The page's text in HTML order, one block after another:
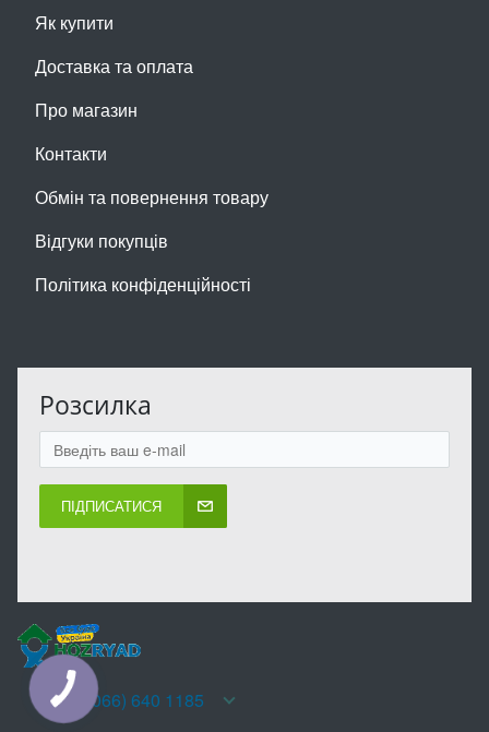
Як купити
Доставка та оплата
Про магазин
Контакти
Обмін та повернення товару
Відгуки покупців
Політика конфіденційності
Розсилка
ПІДПИСАТИСЯ
+38(066) 640 1185
КНОПКА
ЗВ'ЯЗКУ